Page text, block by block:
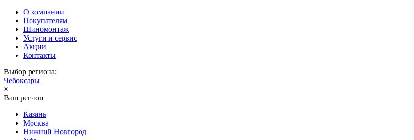
О компании
Покупателям
Шиномонтаж
Услуги и сервис
Акции
Контакты
Выбор региона:
Чебоксары
×
Ваш регион
Казань
Москва
Нижний Новгород